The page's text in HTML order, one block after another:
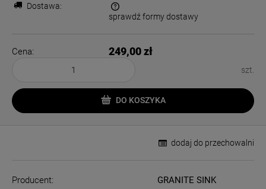
Dostawa:
Cena nie zawiera ewentualnych kosztów płatności
sprawdź formy dostawy
Cena: 249,00 zł
szt.
DO KOSZYKA
dodaj do przechowalni
Producent:
GRANITE SINK